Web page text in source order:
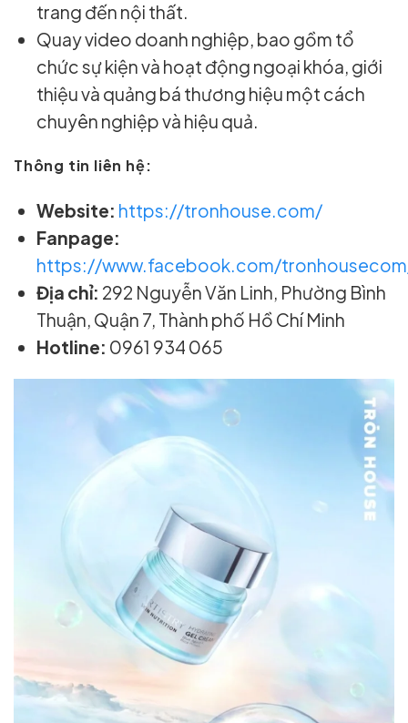
trang đến nội thất.
Quay video doanh nghiệp, bao gồm tổ
chức sự kiện và hoạt động ngoại khóa, giới
thiệu và quảng bá thương hiệu một cách
chuyên nghiệp và hiệu quả.
Thông tin liên hệ:
Website: https://tronhouse.com/
Fanpage:
https://www.facebook.com/
Địa chỉ: 292 Nguyễn Văn Linh, Phường Bình
Thuận, Quận 7, Thành phố Hồ Chí Minh
Hotline: 0961 934 065